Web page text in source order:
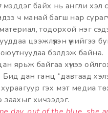
мэддэг байх нь англи хэл
ч манай багш нар
тодорхой нэг
цээжлүүлэн
бэлдэж байна.
ярьж байгаа хүнээ
дан ганц “давтаад
гэх мэт медиа
заахыг хичээдэг.